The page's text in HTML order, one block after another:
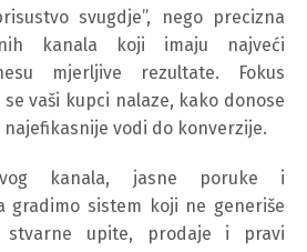
svugdje”, nego precizna
kanala koji imaju najveći
mjerljive rezultate. Fokus
vaši kupci nalaze, kako donose
vodi do konverzije.
kanala, jasne poruke i
gradimo sistem koji ne generiše
stvarne upite, prodaje i pravi